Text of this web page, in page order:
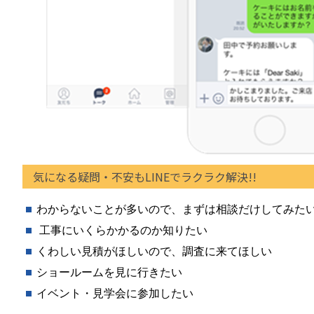
気になる疑問・不安もLINEでラクラク解決!!
わからないことが多いので、まずは相談だけしてみた
工事にいくらかかるのか知りたい
くわしい見積がほしいので、調査に来てほしい
ショールームを見に行きたい
イベント・見学会に参加したい